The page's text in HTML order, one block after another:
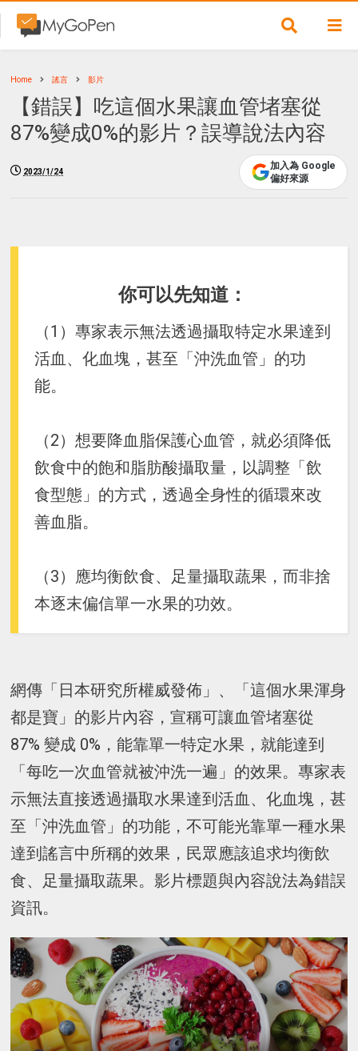
Home 謠言 影片
【錯誤】吃這個水果讓血管堵塞從
87%變成0%的影片？誤導說法內容
2023/1/24
加入為 Google
偏好來源
你可以先知道：
（1）專家表示無法透過攝取特定水果達到
活血、化血塊，甚至「沖洗血管」的功
能。
（2）想要降血脂保護心血管，就必須降低
飲食中的飽和脂肪酸攝取量，以調整「飲
食型態」的方式，透過全身性的循環來改
善血脂。
（3）應均衡飲食、足量攝取蔬果，而非捨
本逐末偏信單一水果的功效。
網傳「日本研究所權威發佈」、「這個水果渾身
都是寶」的影片內容，宣稱可讓血管堵塞從
87% 變成 0%，能靠單一特定水果，就能達到
「每吃一次血管就被沖洗一遍」的效果。專家表
示無法直接透過攝取水果達到活血、化血塊，甚
至「沖洗血管」的功能，不可能光靠單一種水果
達到謠言中所稱的效果，民眾應該追求均衡飲
食、足量攝取蔬果。影片標題與內容說法為錯誤
資訊。